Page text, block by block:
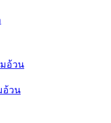
อ้วน
อ้วน